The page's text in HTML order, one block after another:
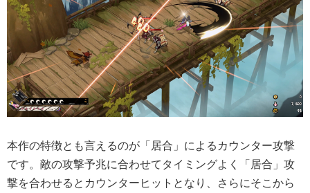
本作の特徴とも言えるのが「居合」によるカウンター攻撃
です。 敵の攻撃予兆に合わせてタイミングよく「居合」攻
撃を合わせるとカウンターヒット となり、さらにそこから